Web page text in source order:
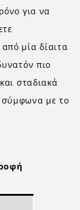
για να
μία δίαιτα
πιο
σταδιακά
σύμφωνα με το